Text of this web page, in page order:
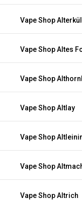
Vape Shop
Vape Shop Altes
Vape Shop
Vape Shop Altlay
Vape Shop
Vape Shop
Vape Shop Altrich